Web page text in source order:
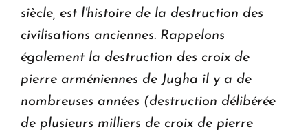
siècle, est l'histoire de la destruction des
civilisations anciennes. Rappelons
également la destruction des croix de
pierre arméniennes de Jugha il y a de
nombreuses années (destruction délibérée
de plusieurs milliers de croix de pierre